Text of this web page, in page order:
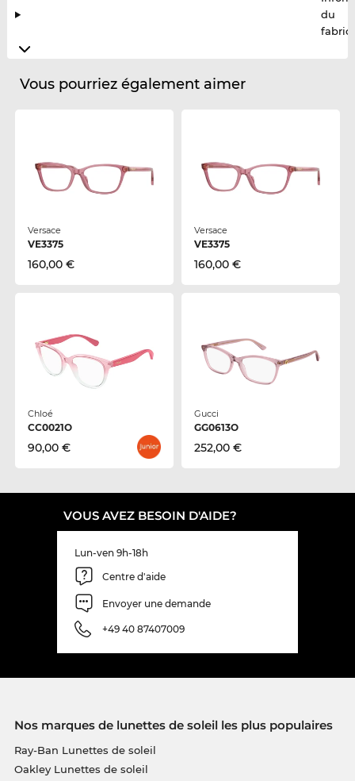
du
Vous pourriez également aimer
Versace
VE3375
160,00 €
Versace
VE3375
160,00 €
Chloé
CC0021O
90,00 €
Gucci
GG0613O
252,00 €
VOUS AVEZ BESOIN D'AIDE?
Lun-ven 9h-18h
Centre d'aide
Envoyer une demande
+49 40 87407009
Nos marques de lunettes de soleil les plus populaires
Ray-Ban Lunettes de soleil
Oakley Lunettes de soleil